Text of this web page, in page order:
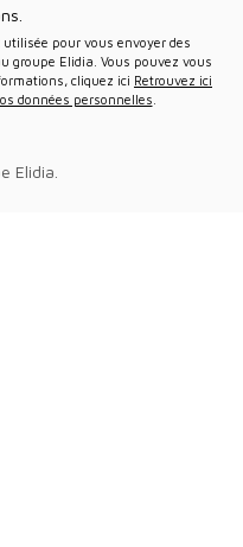
groupe Elidia. Vous pouvez vous
cliquez ici Retrouvez ici
données personnelles
Elidia